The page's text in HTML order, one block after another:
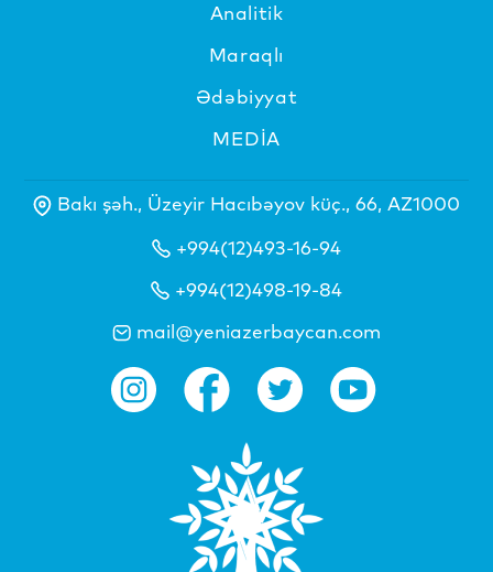
Analitik
Maraqlı
Ədəbiyyat
MEDİA
Bakı şəh., Üzeyir Hacıbəyov küç., 66, AZ1000
+994(12)493-16-94
+994(12)498-19-84
mail@yeniazerbaycan.com